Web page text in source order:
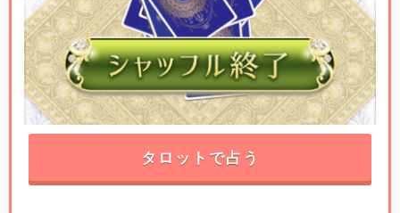
タロットで占う